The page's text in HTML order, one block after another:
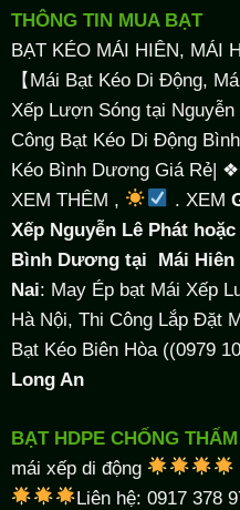
THÔNG TIN MUA BẠT
BẠT KÉO MÁI HIÊN, MÁI
【Mái Bạt Kéo Di Động,
Xếp Lượn Sóng tại
Công Bạt Kéo Di Động
Kéo Bình Dương Giá Rẻ|
XEM THÊM ,
. XEM
Xếp Nguyễn Lê Phát
Bình Dương tại Mái
Nai: May Ép bạt Mái Xếp
Hà Nội, Thi Công Lắp Đặt
Bạt Kéo Biên Hòa ((0979
Long An
BẠT HDPE CHỐNG THẤM
mái xếp di động
Liên hệ: 0917 378